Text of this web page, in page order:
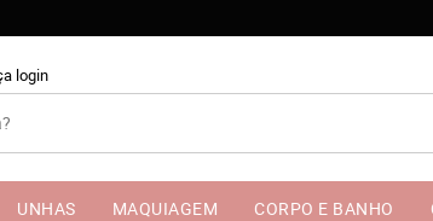
login
UNHAS MAQUIAGEM CORPO E BANHO